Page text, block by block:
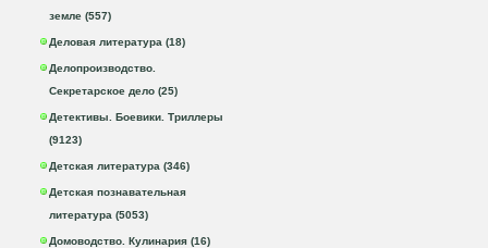
земле (557)
Деловая литература (18)
Делопроизводство.
Секретарское дело (25)
Детективы. Боевики. Триллеры
(9123)
Детская литература (346)
Детская познавательная
литература (5053)
Домоводство. Кулинария (16)